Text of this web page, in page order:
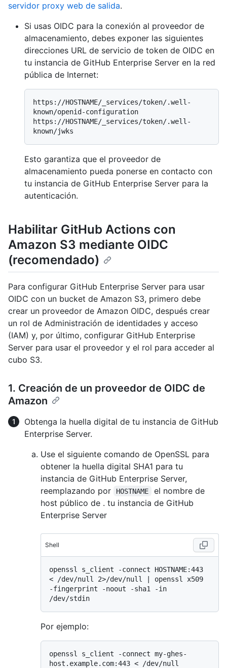
servidor proxy web de salida.
Si usas OIDC para la conexión al proveedor de
almacenamiento, debes exponer las siguientes
direcciones URL de servicio de token de OIDC en
tu instancia de GitHub Enterprise Server en la red
pública de Internet:
https://HOSTNAME/_services/token/.well-
known/openid-configuration
https://HOSTNAME/_services/token/.well-
Esto garantiza que el proveedor de
almacenamiento pueda ponerse en contacto con
tu instancia de GitHub Enterprise Server para la
autenticación.
Habilitar GitHub Actions con
Amazon S3 mediante OIDC
(recomendado)
Para configurar GitHub Enterprise Server para usar
OIDC con un bucket de Amazon S3, primero debe
crear un proveedor de Amazon OIDC, después crear
un rol de Administración de identidades y acceso
(IAM) y, por último, configurar GitHub Enterprise
Server para usar el proveedor y el rol para acceder al
cubo S3.
1. Creación de un proveedor de OIDC de
Amazon
Obtenga la huella digital de tu instancia de GitHub
Enterprise Server.
Use el siguiente comando de OpenSSL para
obtener la huella digital SHA1 para tu
instancia de GitHub Enterprise Server,
reemplazando por
HOSTNAME
el nombre de
host público de . tu instancia de GitHub
Enterprise Server
Shell
openssl s_client -connect HOSTNAME:443
< /dev/null 2>/dev/null | openssl x509
-fingerprint -noout -sha1 -in
Por ejemplo:
openssl s_client -connect my-ghes-
host.example.com:443 < /dev/null